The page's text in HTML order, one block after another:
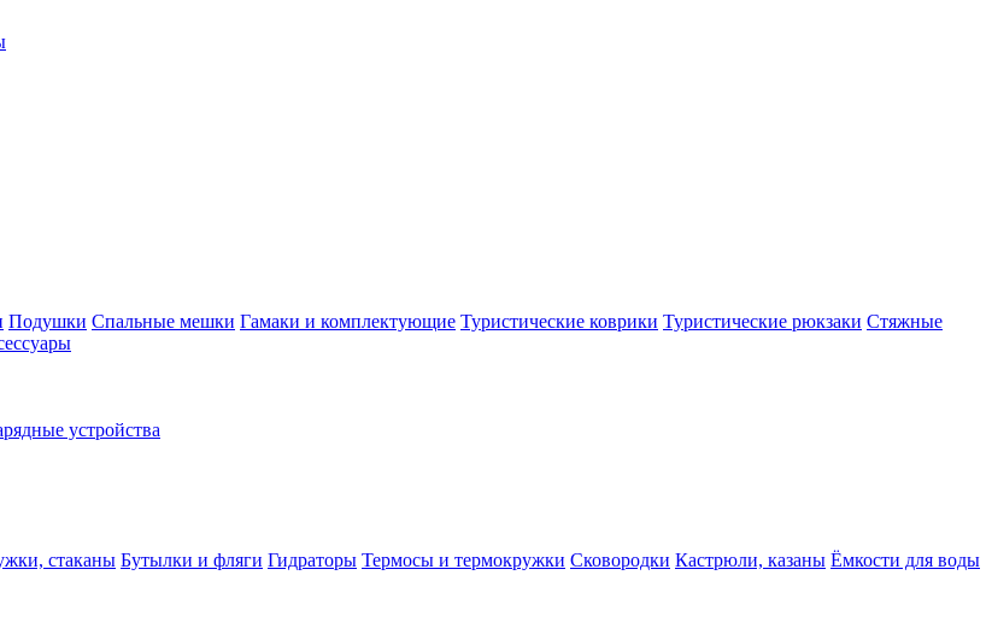
Подушки Спальные мешки Гамаки и комплектующие Туристические коврики Туристические рюкзаки Стяжные
устройства
стаканы Бутылки и фляги Гидраторы Термосы и термокружки Сковородки Кастрюли, казаны Ёмкости для воды